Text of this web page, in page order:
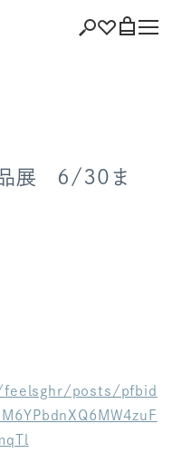
ト
展 6/30ま
posts/pfbid